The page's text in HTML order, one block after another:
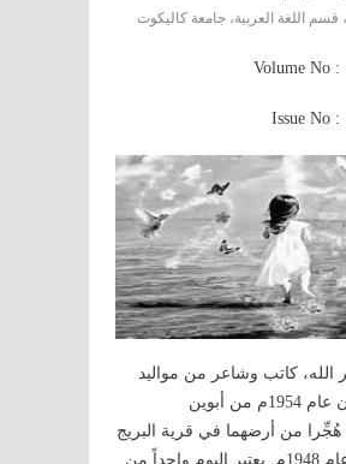
قسم اللغة العربية، جامعة كاليكوت
Volume No :
Issue No :
الله، كاتب وشاعر من مواليد
عمّان، الأردن عام 1954م من أبوين
هُجِّرا من أرضهما في قرية البريج
بفلسطين، عام 1948م. يعتبر اليوم واحداً من